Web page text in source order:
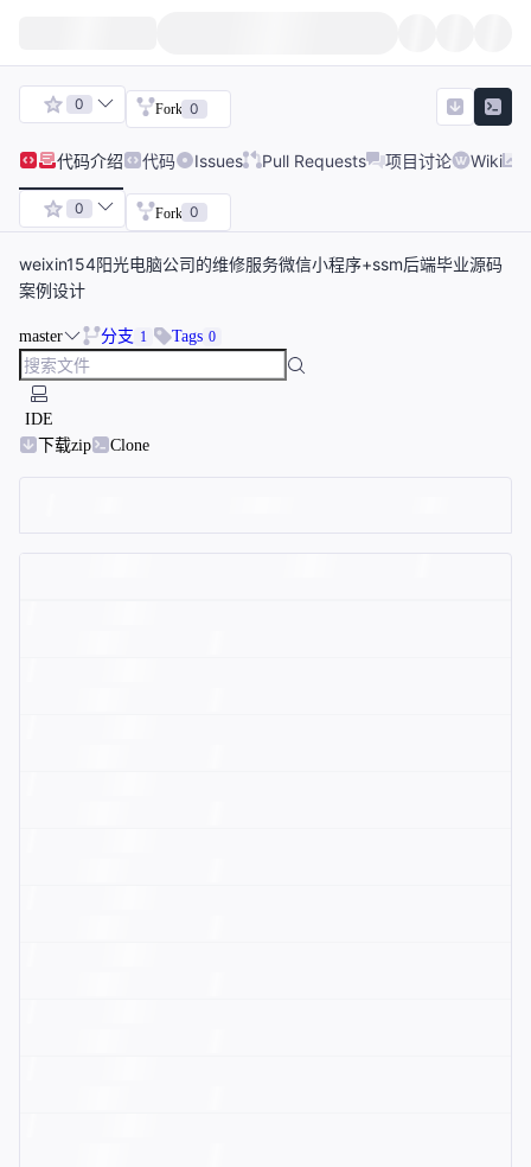
0 Fork 0
代码介绍 代码 Issues Pull Requests 项目讨论 Wiki
0 Fork 0
weixin154阳光电脑公司的维修服务微信小程序+ssm后端毕业源码
案例设计
master 分支 1 Tags 0
IDE
下载zip
Clone